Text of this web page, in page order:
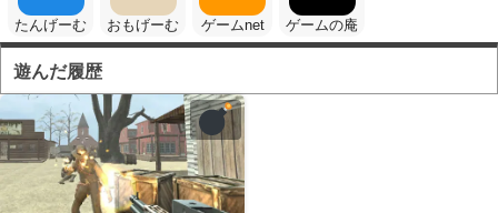
たんげーむ おもげーむ ゲームnet ゲームの庵
遊んだ履歴